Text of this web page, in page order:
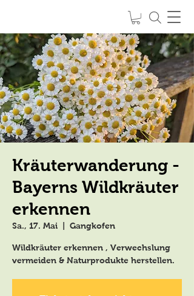
SPIRIT of NATURE
feel it-live it-love it
Kräuter
Kräuterwanderung -
Bayerns Wildkräuter
erkennen
Sa., 17. Mai Gangkofen
Wildkräuter erkennen , Verwechslung
vermeiden & Naturprodukte herstellen.